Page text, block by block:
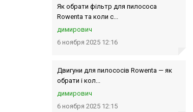
Як обрати фільтр для пилососа
Rowenta та коли с...
димирович
6 ноября 2025 12:16
Двигуни для пилососів Rowenta — як
обрати і кол...
димирович
6 ноября 2025 12:15